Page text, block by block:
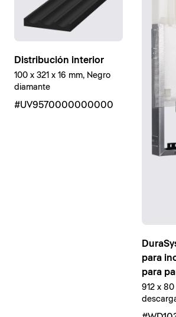
Distribución interior
100 x 321 x 16 mm, Negro
diamante
#UV9570000000000
para
para
912 x